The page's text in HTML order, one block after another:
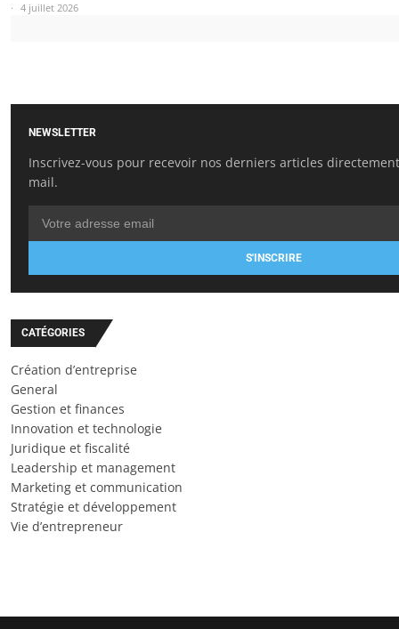
4 juillet 2026
NEWSLETTER
Inscrivez-vous pour recevoir nos derniers articles
mail.
S'INSCRIRE
CATÉGORIES
Création d’entreprise
General
Gestion et finances
Innovation et technologie
Juridique et fiscalité
Leadership et management
Marketing et communication
Stratégie et développement
Vie d’entrepreneur